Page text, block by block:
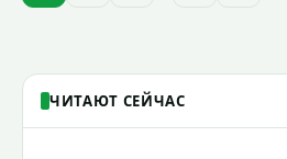
ЧИТАЮТ СЕЙЧАС